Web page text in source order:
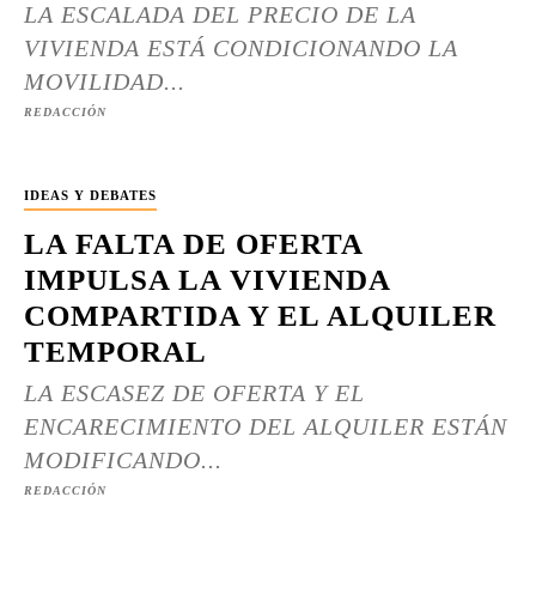
LA ESCALADA DEL PRECIO DE LA
VIVIENDA ESTÁ CONDICIONANDO LA
MOVILIDAD...
REDACCIÓN
IDEAS Y DEBATES
LA FALTA DE OFERTA
IMPULSA LA VIVIENDA
COMPARTIDA Y EL ALQUILER
TEMPORAL
LA ESCASEZ DE OFERTA Y EL
ENCARECIMIENTO DEL ALQUILER ESTÁN
MODIFICANDO...
REDACCIÓN